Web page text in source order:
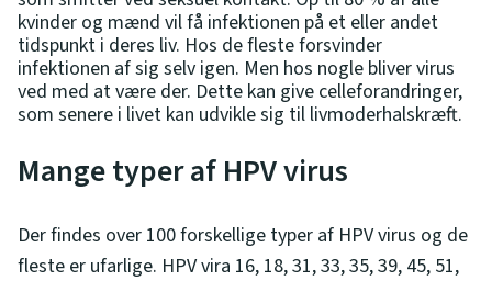
kvinder og mænd vil få infektionen på et eller andet
tidspunkt i deres liv. Hos de fleste forsvinder
infektionen af sig selv igen. Men hos nogle bliver virus
ved med at være der. Dette kan give celleforandringer,
som senere i livet kan udvikle sig til livmoderhalskræft.
Mange typer af HPV virus
Der findes over 100 forskellige typer af HPV virus og de
fleste er ufarlige. HPV vira 16, 18, 31, 33, 35, 39, 45, 51,